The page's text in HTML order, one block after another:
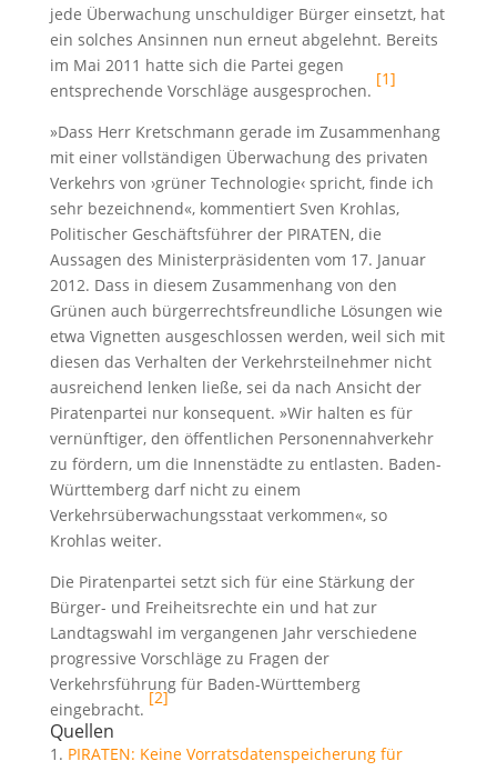
jede Überwachung unschuldiger Bürger einsetzt, hat
ein solches Ansinnen nun erneut abgelehnt. Bereits
im Mai 2011 hatte sich die Partei gegen
entsprechende Vorschläge ausgesprochen.
[1]
»Dass Herr Kretschmann gerade im Zusammenhang
mit einer vollständigen Überwachung des privaten
Verkehrs von ›grüner Technologie‹ spricht, finde ich
sehr bezeichnend«, kommentiert Sven Krohlas,
Politischer Geschäftsführer der PIRATEN, die
Aussagen des Ministerpräsidenten vom 17. Januar
2012. Dass in diesem Zusammenhang von den
Grünen auch bürgerrechtsfreundliche Lösungen wie
etwa Vignetten ausgeschlossen werden, weil sich mit
diesen das Verhalten der Verkehrsteilnehmer nicht
ausreichend lenken ließe, sei da nach Ansicht der
Piratenpartei nur konsequent. »Wir halten es für
vernünftiger, den öffentlichen Personennahverkehr
zu fördern, um die Innenstädte zu entlasten. Baden-
Württemberg darf nicht zu einem
Verkehrsüberwachungsstaat verkommen«, so
Krohlas weiter.
Die Piratenpartei setzt sich für eine Stärkung der
Bürger- und Freiheitsrechte ein und hat zur
Landtagswahl im vergangenen Jahr verschiedene
progressive Vorschläge zu Fragen der
Verkehrsführung für Baden-Württemberg
eingebracht.
[2]
Quellen
PIRATEN: Keine Vorratsdatenspeicherung für